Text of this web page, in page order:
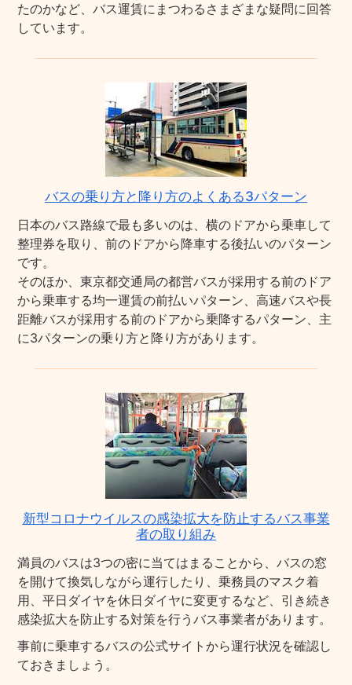
たのかなど、バス運賃にまつわるさまざまな疑問に回答
しています。
バスの乗り方と降り方のよくある3パターン
日本のバス路線で最も多いのは、横のドアから乗車して
整理券を取り、前のドアから降車する後払いのパターン
です。
そのほか、東京都交通局の都営バスが採用する前のドア
から乗車する均一運賃の前払いパターン、高速バスや長
距離バスが採用する前のドアから乗降するパターン、主
に3パターンの乗り方と降り方があります。
新型コロナウイルスの感染拡大を防止するバス事業
者の取り組み
満員のバスは3つの密に当てはまることから、バスの窓
を開けて換気しながら運行したり、乗務員のマスク着
用、平日ダイヤを休日ダイヤに変更するなど、引き続き
感染拡大を防止する対策を行うバス事業者があります。
事前に乗車するバスの公式サイトから運行状況を確認し
ておきましょう。